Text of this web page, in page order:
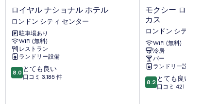
ロ
イ
ヤ
ル
ナ
シ
ョ
ナ
ル
ロイヤル ナショナル ホテル
ロンドン シティ センター
駐車場あり
WiFi (無料)
レストラン
ランドリー設備
10
段
8.0 とても良い
口コミ 3,185 件
モ
ク
シ
ー
ロ
ン
ド
ン
ピ
カ
モクシー ロンドン
カス
ロンドン シティ センタ
WiFi (無料)
冷房
バー
ランドリー設備
10
段
8.2 とても良い
口コミ 421 件